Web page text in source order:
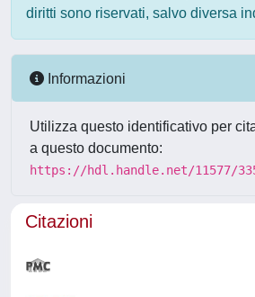
diritti sono riservati, salvo diversa
Informazioni
Utilizza questo identificativo per
a questo documento:
https://hdl.handle.net/11577/
Citazioni